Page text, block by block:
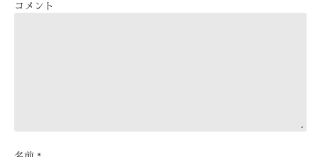
コメント